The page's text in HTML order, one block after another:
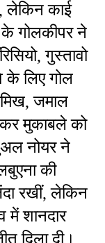
काई
के गोलकीपर ने
गुस्तावो
के लिए गोल
जमाल
कर मुकाबले को
नोयर ने
की
रखीं, लेकिन
में शानदार
दिला दी।